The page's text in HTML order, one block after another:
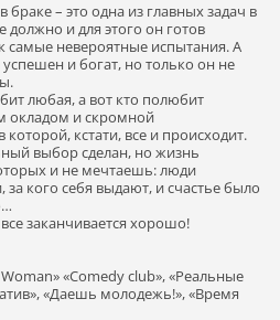
– это одна из главных задач в
и для этого он готов
самые невероятные испытания. А
и богат, но только он не
любая, а вот кто полюбит
окладом и скромной
кстати, все и происходит.
выбор сделан, но жизнь
и не мечтаешь: люди
кого себя выдают, и счастье было
заканчивается хорошо!
«Comedy club», «Реальные
«Даешь молодежь!», «Время